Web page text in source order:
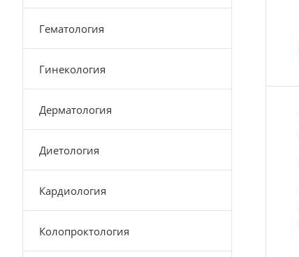
Гематология
Гинекология
Дерматология
Диетология
Кардиология
Колопроктология